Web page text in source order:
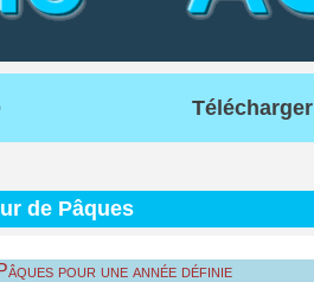
Télécharger
de Pâques
pour une année définie